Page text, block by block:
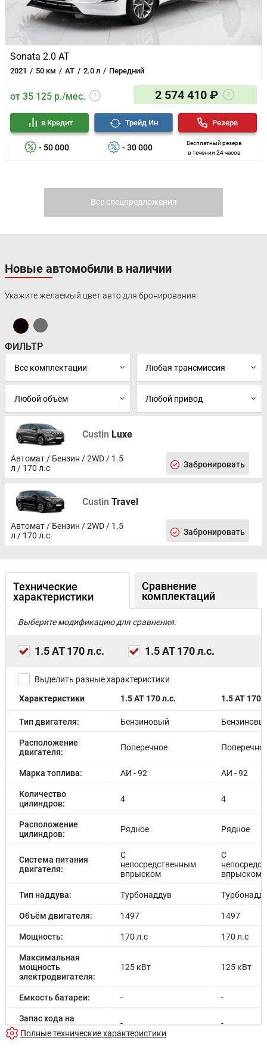
Sonata 2.0 AT
2021 50 км AT 2.0 л Передний
от 35 125 р./мес. 2 574 410 ₽
- 50 000
в Кредит
- 30 000
Трейд Ин
Бесплатный резерв
в течении 24 часов
Резерв
Все спецпредложения
Новые автомобили в наличии
Укажите желаемый цвет авто для бронирования:
ФИЛЬТР
Custin Luxe
Автомат / Бензин / 2WD / 1.5
л / 170 л.с
Забронировать
Custin Travel
Автомат / Бензин / 2WD / 1.5
л / 170 л.с
Забронировать
Технические
характеристики
Сравнение
комплектаций
Выберите модификацию для сравнения:
1.5 AT 170 л.с. 1.5 AT 170 л.с.
Выделить разные характеристики
Характеристики
1.5 AT 170 л.с. 1.5 AT 170
Тип двигателя: Бензиновый
Расположение
двигателя:
Поперечное
Марка топлива: АИ - 92 АИ - 92
Количество
цилиндров:
4 4
Расположение
цилиндров:
Рядное Рядное
Система питания
двигателя:
С
непосредственным
впрыском
С
впрыском
Тип наддува: Турбонаддув
Объём двигателя: 1497 1497
Мощность: 170 л.с 170 л.с
Максимальная
мощность
электродвигателя:
125 кВт 125 кВт
Емкость батареи: - -
Запас хода на
электричестве:
- -
Полные технические характеристики